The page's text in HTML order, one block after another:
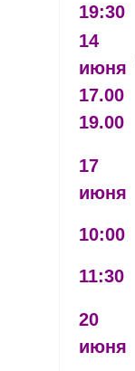
19:30
14
июня
17.00
19.00
17
июня
10:00
11:30
20
июня